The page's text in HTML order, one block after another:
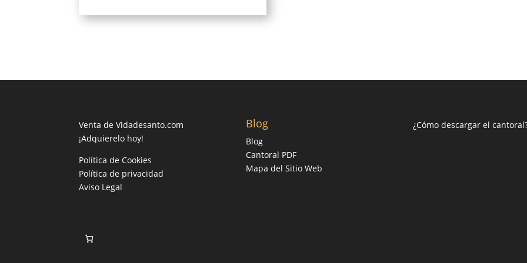
Venta de Vidadesanto.com
¡Adquierelo hoy!
Política de Cookies
Política de privacidad
Aviso Legal
Blog
Blog
Cantoral PDF
Mapa del Sitio Web
¿Cómo descargar el